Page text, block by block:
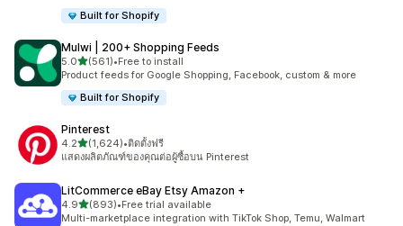
Built for Shopify
Mulwi | 200+ Shopping Feeds
5.0เต็ม 5 ดาว
(561)
ทั้งหมด 561 รีวิว
•Free to install
Product feeds for Google Shopping, Facebook, custom & more
Built for Shopify
Pinterest
4.2เต็ม 5 ดาว
(1,624)
ทั้งหมด 1624 รีวิว
•ติดตั้งฟรี
แสดงผลิตภัณฑ์ของคุณต่อผู้ซื้อบน Pinterest
LitCommerce eBay Etsy Amazon +
4.9เต็ม 5 ดาว
(893)
ทั้งหมด 893 รีวิว
•Free trial available
Multi-marketplace integration with TikTok Shop, Temu, Walmart